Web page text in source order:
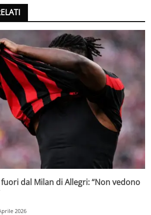
dal Milan di Allegri: “Non vedono
2026